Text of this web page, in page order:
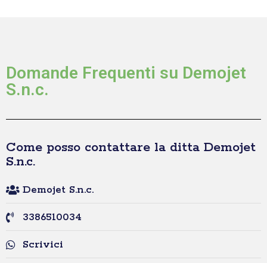
Domande Frequenti su Demojet
S.n.c.
Come posso contattare la ditta Demojet
S.n.c.
Demojet S.n.c.
3386510034
Scrivici